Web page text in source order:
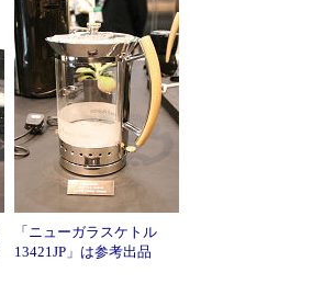
「ニューガラスケトル
13421JP」は参考出品